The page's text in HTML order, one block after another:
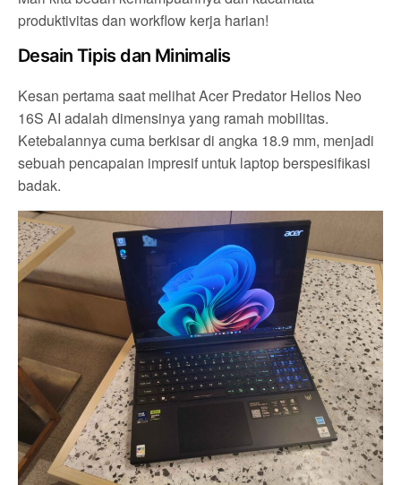
produktivitas dan workflow kerja harian!
Desain Tipis dan Minimalis
Kesan pertama saat melihat Acer Predator Helios Neo
16S AI adalah dimensinya yang ramah mobilitas.
Ketebalannya cuma berkisar di angka 18.9 mm, menjadi
sebuah pencapaian impresif untuk laptop berspesifikasi
badak.